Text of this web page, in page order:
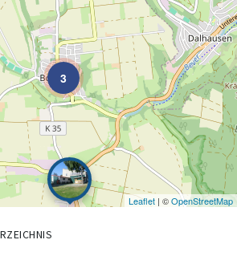
3
Leaflet | ©OpenStreetMap